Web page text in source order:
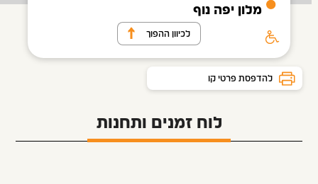
מלון יפה נוף
לכיוון ההפוך
להדפסת פרטי קו
לוח זמנים ותחנות